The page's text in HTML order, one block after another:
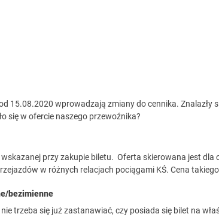
od 15.08.2020 wprowadzają zmiany do cennika. Znalazły
się w ofercie naszego przewoźnika?
przy zakupie biletu. Oferta skierowana jest dla
w różnych relacjach pociągami KŚ. Cena
bezimienne
trzeba się już zastanawiać, czy posiada się bilet na